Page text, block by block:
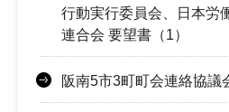
行動実行委員会、日本労
連合会 要望書（1）
阪南5市3町町会連絡協